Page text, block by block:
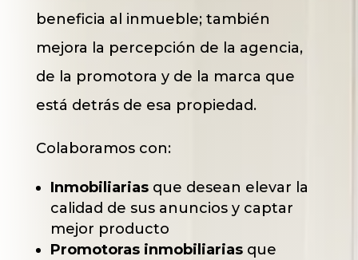
beneficia al inmueble; también
mejora la percepción de la agencia,
de la promotora y de la marca que
está detrás de esa propiedad.
Colaboramos con:
Inmobiliariasque desean elevar la
calidad de sus anuncios y captar
mejor producto
Promotoras inmobiliariasque